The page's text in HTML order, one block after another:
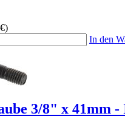
In den
3/8" x 41mm -